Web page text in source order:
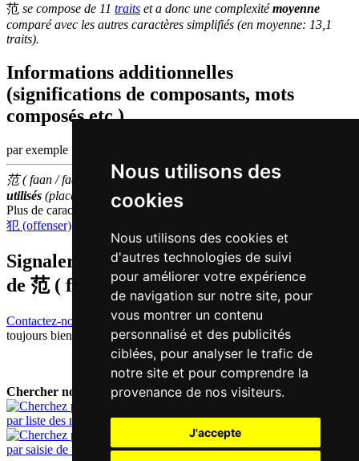
Nous utilisons des
cookies
Nous utilisons des cookies et
d'autres technologies de suivi
pour améliorer votre expérience
de navigation sur notre site, pour
vous montrer un contenu
personnalisé et des publicités
ciblées, pour analyser le trafic de
notre site et pour comprendre la
provenance de nos visiteurs.
J'accepte
范 se compose de 11 traits et a donc une complexitémoyenne
comparé avec les autres caractères simplifiés (en moyenne: 13,1
traits).
Informations additionnelles
(significations de composants, mots
composés etc.)
par exemple | catégorie
范 ( faan / faan6 ) fait partie des1000caractères chinois
utilisés (place parmi lescaractères individuels
Plus de caractères qui se prononcent
犯 (offenser)
Signaler traduction fausse ou manquante
de 范 ( faan / faan6 )
Contactez-nous!
Votre feedback et critique constructive seront
toujours bienvenus.
Chercher nouveau mot:
par liste des mots
par saisie de texte